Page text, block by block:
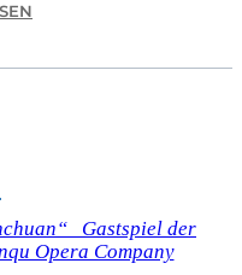
–
M
Gastspiel der
Opera Company